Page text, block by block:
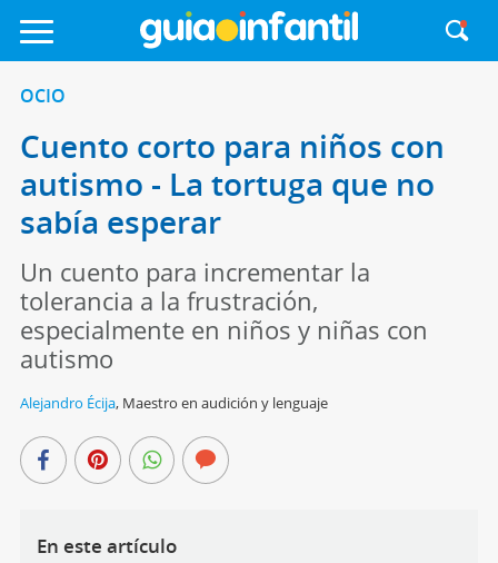
OCIO
Cuento corto para niños con
autismo - La tortuga que no
sabía esperar
Un cuento para incrementar la
tolerancia a la frustración,
especialmente en niños y niñas con
autismo
Alejandro Écija, Maestro en audición y lenguaje
En este artículo